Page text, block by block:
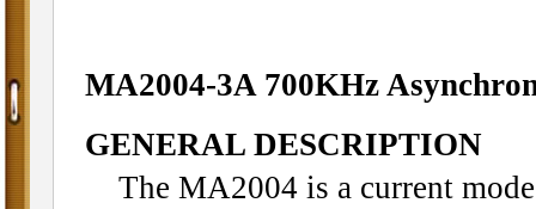
MA2004-3A 700KHz
GENERAL DESCRIPTION
The MA2004 is a current